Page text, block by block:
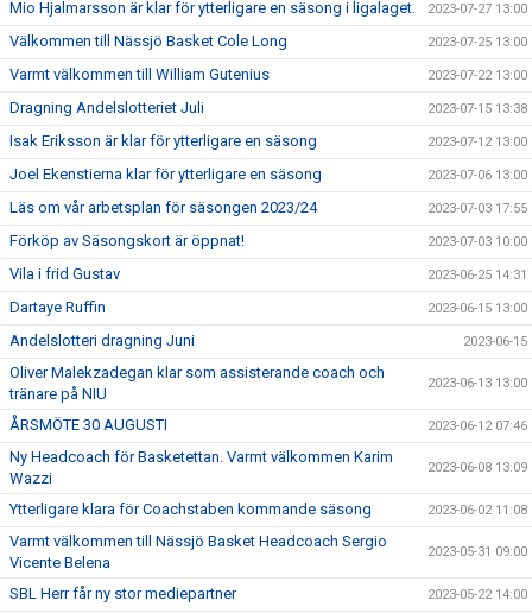
Mio Hjalmarsson är klar för ytterligare en säsong i ligalaget. 2023-07-27 13:00
Välkommen till Nässjö Basket Cole Long 2023-07-25 13:00
Varmt välkommen till William Gutenius 2023-07-22 13:00
Dragning Andelslotteriet Juli 2023-07-15 13:38
Isak Eriksson är klar för ytterligare en säsong 2023-07-12 13:00
Joel Ekenstierna klar för ytterligare en säsong 2023-07-06 13:00
Läs om vår arbetsplan för säsongen 2023/24 2023-07-03 17:55
Förköp av Säsongskort är öppnat! 2023-07-03 10:00
Vila i frid Gustav 2023-06-25 14:31
Dartaye Ruffin 2023-06-15 13:00
Andelslotteri dragning Juni 2023-06-15
Oliver Malekzadegan klar som assisterande coach och
tränare på NIU
2023-06-13 13:00
ÅRSMÖTE 30 AUGUSTI 2023-06-12 07:46
Ny Headcoach för Basketettan. Varmt välkommen Karim
Wazzi
2023-06-08 13:09
Ytterligare klara för Coachstaben kommande säsong 2023-06-02 11:08
Varmt välkommen till Nässjö Basket Headcoach Sergio
Vicente Belena
2023-05-31 09:00
SBL Herr får ny stor mediepartner 2023-05-22 14:00